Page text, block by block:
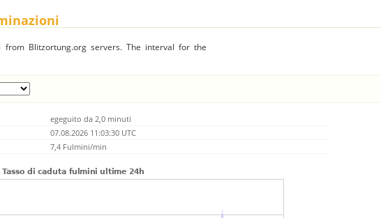
Blitzortung.org servers. The interval for the
egeguito da 2,0 minuti
07.08.2026 11:03:30 UTC
7,4 Fulmini/min